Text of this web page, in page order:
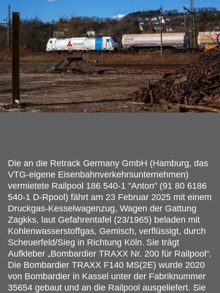
Die an die Retrack Germany GmbH (Hamburg, das
VTG-eigene Eisenbahnverkehrsunternehmen)
vermietete Railpool 186 540-1 "Anton" (91 80 6186
540-1 D-Rpool) fährt am 23 Februar 2025 mit einem
Druckgas-Kesselwagenzug, Wagen der Gattung
Zagkks, laut Gefahrentafel (23/1965) beladen mit
Kohlenwasserstoffgas, Gemisch, verflüssigt, durch
Scheuerfeld/Sieg in Richtung Köln. Sie trägt
Aufkleber „Bombardier TRAXX Nr. 200 für Railpool“.
Die Bombardier TRAXX F140 MS(2E) wurde 2020
von Bombardier in Kassel unter der Fabriknummer
35654 gebaut und an die Railpool ausgeliefert. Sie